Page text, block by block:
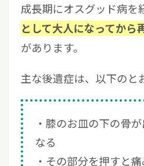
成長期にオスグッド病を
として大人になってから
があります。
主な後遺症は、以下のと
膝のお皿の下の骨
なる
その部分を押すと